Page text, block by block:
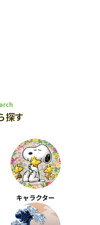
探す
キャラクター